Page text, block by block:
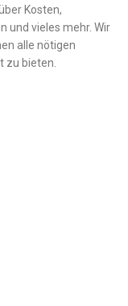
Kosten,
und vieles mehr. Wir
alle nötigen
zu bieten.